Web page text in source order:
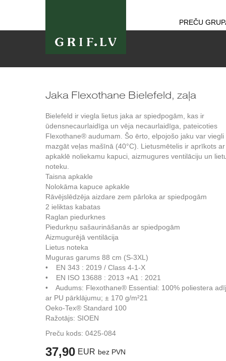
PREČU
Jaka Flexothane Bielefeld, zaļa
Bielefeld ir viegla lietus jaka ar spiedpogām, kas ir
ūdensnecaurlaidīga un vēja necaurlaidīga, pateicoties
Flexothane® audumam. Šo ērto, elpojošo jaku var viegli
mazgāt veļas mašīnā (40°C). Lietusmētelis ir aprīkots ar
apkaklē noliekamu kapuci, aizmugures ventilāciju un
noteku.
Taisna apkakle
Nolokāma kapuce apkakle
Rāvējslēdzēja aizdare zem pārloka ar spiedpogām
2 ieliktas kabatas
Raglan piedurknes
Piedurkņu sašaurināšanās ar spiedpogām
Aizmugurējā ventilācija
Lietus noteka
Muguras garums 88 cm (S-3XL)
• EN 343 : 2019 / Class 4-1-X
• EN ISO 13688 : 2013 +A1 : 2021
• Audums: Flexothane® Essential: 100% poliestera
ar PU pārklājumu; ± 170 g/m²21
Oeko-Tex® Standard 100
Ražotājs: SIOEN
Preču kods: 0425-084
37,90 EUR bez PVN